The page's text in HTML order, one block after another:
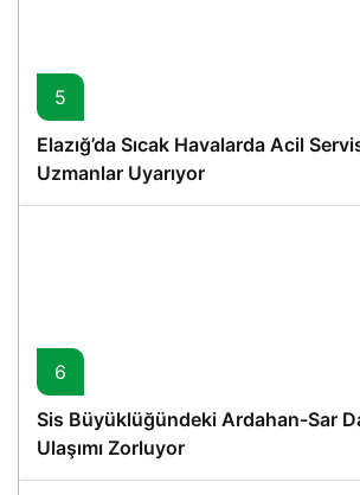
5
Elazığ’da Sıcak Havalarda Acil
Uzmanlar Uyarıyor
6
Sis Büyüklüğündeki Ardahan-Sar
Ulaşımı Zorluyor